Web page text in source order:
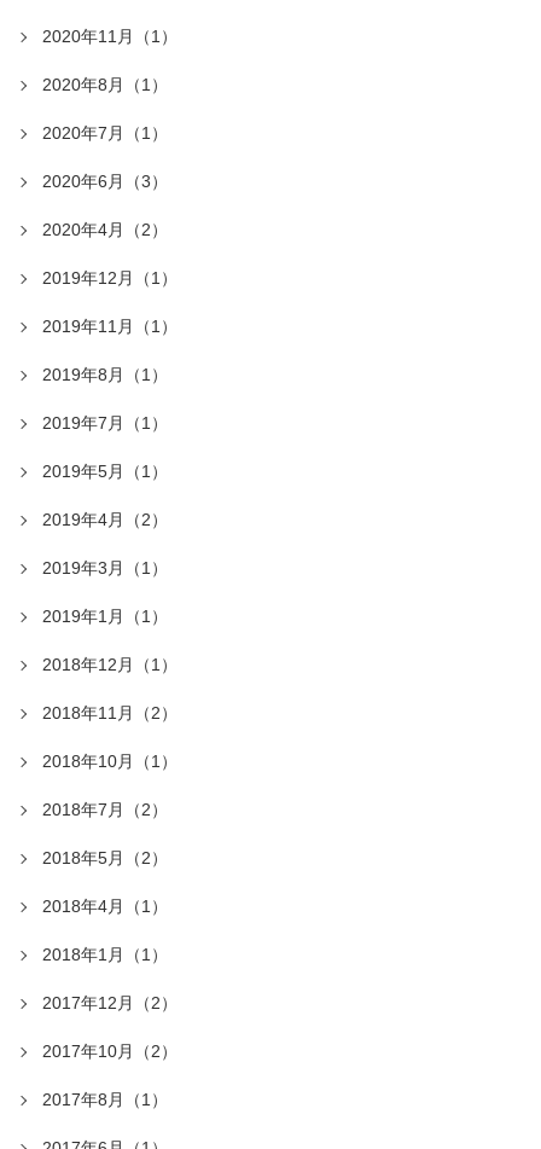
2020年11月（1）
2020年8月（1）
2020年7月（1）
2020年6月（3）
2020年4月（2）
2019年12月（1）
2019年11月（1）
2019年8月（1）
2019年7月（1）
2019年5月（1）
2019年4月（2）
2019年3月（1）
2019年1月（1）
2018年12月（1）
2018年11月（2）
2018年10月（1）
2018年7月（2）
2018年5月（2）
2018年4月（1）
2018年1月（1）
2017年12月（2）
2017年10月（2）
2017年8月（1）